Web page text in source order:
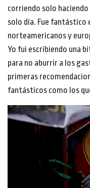
corriendo solo
solo día. Fue
norteamericanos y
Yo fui escribiendo una
para no aburrir a los
primeras
fantásticos como los